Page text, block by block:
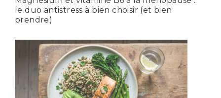
le duo antistress à bien choisir (et bien
prendre)